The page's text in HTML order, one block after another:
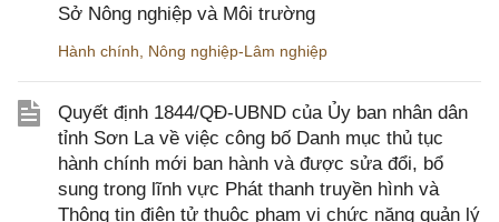
Sở Nông nghiệp và Môi trường
Hành chính Nông nghiệp-Lâm nghiệp
Quyết định 1844/QĐ-UBND của Ủy ban nhân dân
tỉnh Sơn La về việc công bố Danh mục thủ tục
hành chính mới ban hành và được sửa đổi, bổ
sung trong lĩnh vực Phát thanh truyền hình và
Thông tin điện tử thuộc phạm vi chức năng quản lý